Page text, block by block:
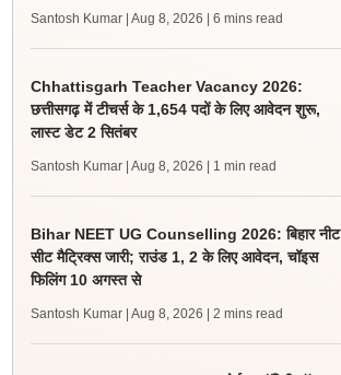
Santosh Kumar | Aug 8, 2026 | 6 mins read
Chhattisgarh Teacher Vacancy 2026:
छत्तीसगढ़ में टीचर्स के 1,654 पदों के लिए आवेदन शुरू,
लास्ट डेट 2 सितंबर
Santosh Kumar | Aug 8, 2026 | 1 min read
Bihar NEET UG Counselling 2026: बिहार नीट
सीट मैट्रिक्स जारी; राउंड 1, 2 के लिए आवेदन, चॉइस
फिलिंग 10 अगस्त से
Santosh Kumar | Aug 8, 2026 | 2 mins read